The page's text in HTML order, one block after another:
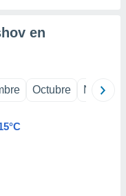
en
Octubre